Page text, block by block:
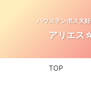
ハウステンボス大
アリエス
TOP